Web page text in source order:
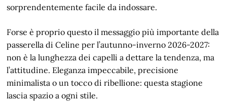
sorprendentemente facile da indossare.
Forse è proprio questo il messaggio più importante della
passerella di Celine per l’autunno-inverno 2026-2027:
non è la lunghezza dei capelli a dettare la tendenza, ma
l’attitudine. Eleganza impeccabile, precisione
minimalista o un tocco di ribellione: questa stagione
lascia spazio a ogni stile.